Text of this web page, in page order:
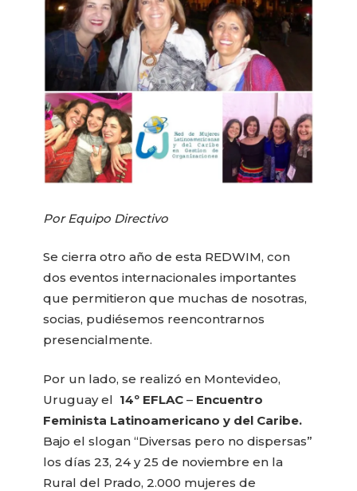
Por Equipo Directivo
Se cierra otro año de esta REDWIM, con
dos eventos internacionales importantes
que permitieron que muchas de nosotras,
socias, pudiésemos reencontrarnos
presencialmente.
Por un lado, se realizó en Montevideo,
Uruguay el 14º EFLAC – Encuentro
Feminista Latinoamericano y del Caribe.
Bajo el slogan “Diversas pero no dispersas”
los días 23, 24 y 25 de noviembre en la
Rural del Prado, 2.000 mujeres de